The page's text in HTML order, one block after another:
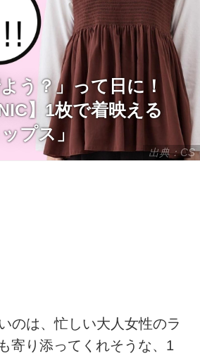
出典：CS
う？」って日に！
】1枚で着映える
プス」
のは、忙しい大人女性のラ
寄り添ってくれそうな、1